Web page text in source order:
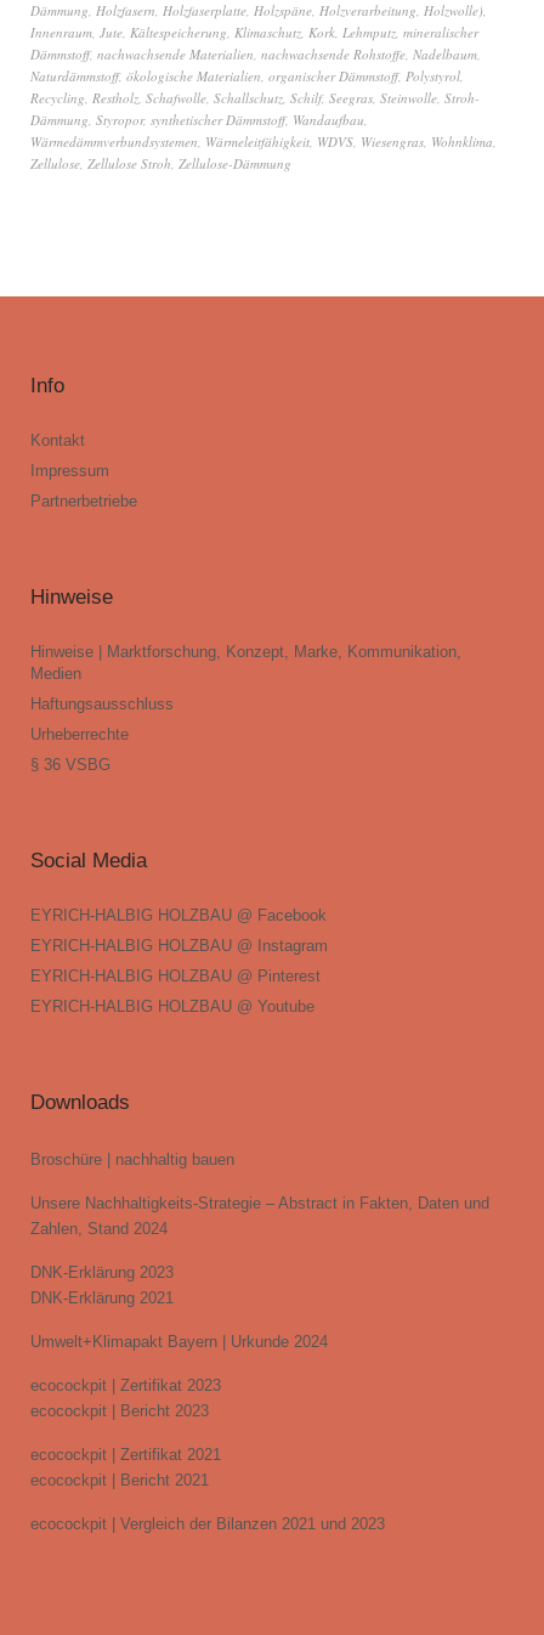
Dämmung, Holzfasern, Holzfaserplatte, Holzspäne, Holzverarbeitung, Holzwolle),
Innenraum, Jute, Kältespeicherung, Klimaschutz, Kork, Lehmputz, mineralischer
Dämmstoff, nachwachsende Materialien, nachwachsende Rohstoffe, Nadelbaum,
Naturdämmstoff, ökologische Materialien, organischer Dämmstoff, Polystyrol,
Recycling, Restholz, Schafwolle, Schallschutz, Schilf, Seegras, Steinwolle, Stroh-
Dämmung, Styropor, synthetischer Dämmstoff, Wandaufbau,
Wärmedämmverbundsystemen, Wärmeleitfähigkeit, WDVS, Wiesengras, Wohnklima,
Zellulose, Zellulose Stroh, Zellulose-Dämmung
Info
Kontakt
Impressum
Partnerbetriebe
Hinweise
Hinweise | Marktforschung, Konzept, Marke, Kommunikation,
Medien
Haftungsausschluss
Urheberrechte
§ 36 VSBG
Social Media
EYRICH-HALBIG HOLZBAU @ Facebook
EYRICH-HALBIG HOLZBAU @ Instagram
EYRICH-HALBIG HOLZBAU @ Pinterest
EYRICH-HALBIG HOLZBAU @ Youtube
Downloads
Broschüre | nachhaltig bauen
Unsere Nachhaltigkeits-Strategie – Abstract in Fakten, Daten und
Zahlen, Stand 2024
DNK-Erklärung 2023
DNK-Erklärung 2021
Umwelt+Klimapakt Bayern | Urkunde 2024
ecocockpit | Zertifikat 2023
ecocockpit | Bericht 2023
ecocockpit | Zertifikat 2021
ecocockpit | Bericht 2021
ecocockpit | Vergleich der Bilanzen 2021 und 2023